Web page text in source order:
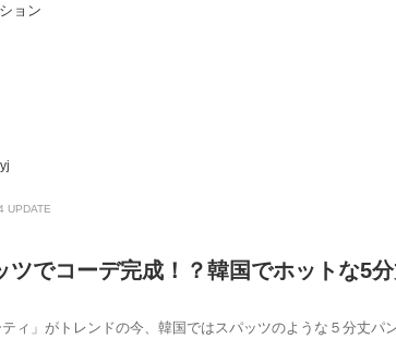
ョン
UPDATE
ツでコーデ完成！？韓国でホットな5
ティ」がトレンドの今、韓国ではスパッツのような５分丈